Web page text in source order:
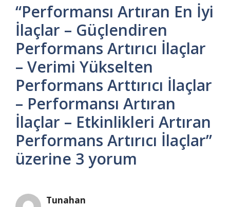
“Performansı Artıran En İyi
İlaçlar – Güçlendiren
Performans Artırıcı İlaçlar
– Verimi Yükselten
Performans Arttırıcı İlaçlar
– Performansı Artıran
İlaçlar – Etkinlikleri Artıran
Performans Artırıcı İlaçlar”
üzerine 3 yorum
Tunahan